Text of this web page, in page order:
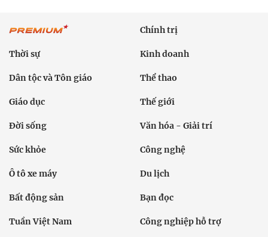
Chính trị
Thời sự Kinh doanh
Dân tộc và Tôn giáo Thể thao
Giáo dục Thế giới
Đời sống Văn hóa - Giải trí
Sức khỏe Công nghệ
Ô tô xe máy Du lịch
Bất động sản Bạn đọc
Tuần Việt Nam Công nghiệp hỗ trợ